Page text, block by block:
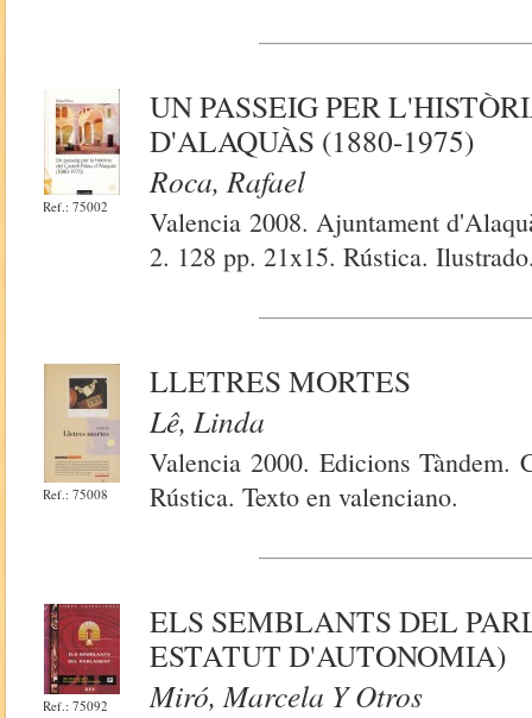
Ref.: 75002
UN PASSEIG PER
D'ALAQUÀS (1880-1975)
Roca, Rafael
Valencia 2008. Ajuntament
2. 128 pp. 21x15. Rústica.
Ref.: 75008
LLETRES MORTES
Lê, Linda
Valencia 2000. Edicions Tàndem.
Rústica. Texto en valenciano.
Ref.: 75092
ELS SEMBLANTS DEL
ESTATUT D'AUTONOMIA)
Miró, Marcela Y Otros